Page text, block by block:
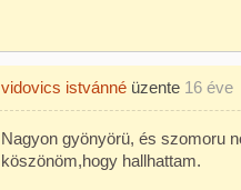
vidovics istvánné üzente 16 éve
Nagyon gyönyörü, és szomoru
köszönöm,hogy hallhattam.